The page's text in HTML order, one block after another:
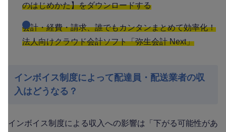
のはじめかた】をダウンロードする
会計・経費・請求、誰でもカンタンまとめて効率化！
法人向けクラウド会計ソフト「弥生会計 Next」
インボイス制度によって配達員・配送業者の収
入はどうなる？
インボイス制度による収入への影響は「下がる可能性があ